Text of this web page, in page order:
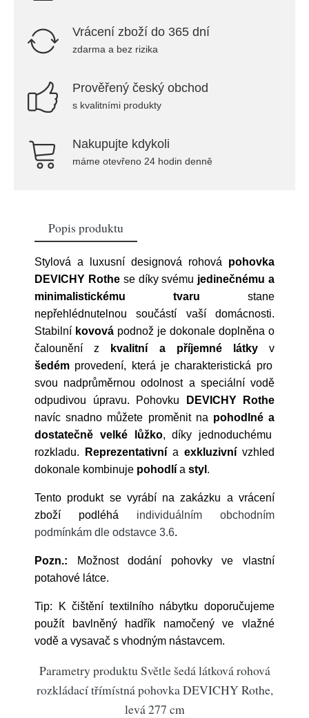
Vrácení zboží do 365 dní
zdarma a bez rizika
Prověřený český obchod
s kvalitními produkty
Nakupujte kdykoli
máme otevřeno 24 hodin denně
Popis produktu
Stylová a luxusní designová rohová pohovka
DEVICHY Rothese díky svému jedinečnému a
minimalistickému
tvaru stane
nepřehlédnutelnou součástí vaší domácnosti.
Stabilní kovová podnož je dokonale doplněna o
čalounění z
kvalitní a příjemné látky
v
šedém provedení, která je charakteristická pro
svou nadprůměrnou odolnost a speciální vodě
odpudivou úpravu. Pohovku
DEVICHY
Rothe
navíc snadno můžete proměnit na pohodlné a
dostatečně velké
lůžko, díky jednoduchému
rozkladu.
Reprezentativní a exkluzivní vzhled
dokonale kombinuje pohodlí a styl .
Tento produkt se vyrábí na zakázku a vrácení
zboží podléhá individuálním obchodním
podmínkám dle odstavce 3.6.
Pozn.: Možnost dodání pohovky ve vlastní
potahové látce.
Tip: K čištění textilního nábytku doporučujeme
použít bavlněný hadřík namočený ve vlažné
vodě a vysavač s vhodným nástavcem.
Parametry produktu Světle šedá látková rohová
rozkládací třímístná pohovka DEVICHY Rothe,
levá 277 cm